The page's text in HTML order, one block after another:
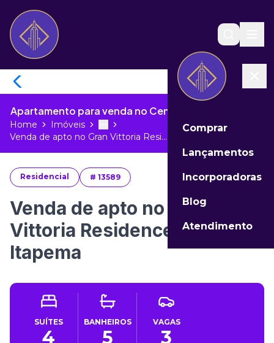
Comprar
Lançamentos
Incorporadoras
Blog
Atendimento
Apartamento para venda no Centro de Itapema - SC
Home Imóveis More
Toggle menu
Venda de apto no Gran Vittoria Resi...
Residencial # 13589
Venda de apto no Gran
Vittoria Residence em
Itapema
SUÍTES
4
BANHEIROS
5
VAGAS
3